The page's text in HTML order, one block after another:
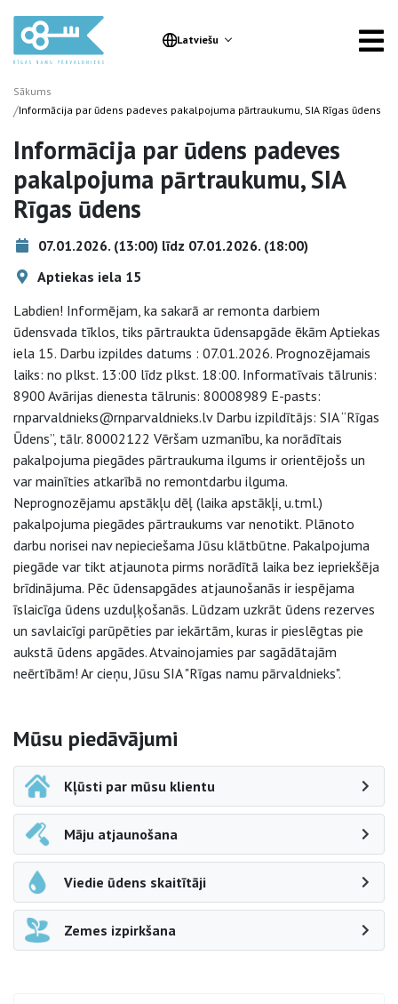
Latviešu
Sākums
/Informācija par ūdens padeves pakalpojuma pārtraukumu, SIA Rīgas ūdens
Informācija par ūdens padeves
pakalpojuma pārtraukumu, SIA
Rīgas ūdens
07.01.2026. (13:00) līdz 07.01.2026. (18:00)
Aptiekas iela 15
Labdien! Informējam, ka sakarā ar remonta darbiem
ūdensvada tīklos, tiks pārtraukta ūdensapgāde ēkām Aptiekas
iela 15. Darbu izpildes datums : 07.01.2026. Prognozējamais
laiks: no plkst. 13:00 līdz plkst. 18:00. Informatīvais tālrunis:
8900 Avārijas dienesta tālrunis: 80008989 E-pasts:
rnparvaldnieks@rnparvaldnieks.lv Darbu izpildītājs: SIA “Rīgas
Ūdens”, tālr. 80002122 Vēršam uzmanību, ka norādītais
pakalpojuma piegādes pārtraukuma ilgums ir orientējošs un
var mainīties atkarībā no remontdarbu ilguma.
Neprognozējamu apstākļu dēļ (laika apstākļi, u.tml.)
pakalpojuma piegādes pārtraukums var nenotikt. Plānoto
darbu norisei nav nepieciešama Jūsu klātbūtne. Pakalpojuma
piegāde var tikt atjaunota pirms norādītā laika bez iepriekšēja
brīdinājuma. Pēc ūdensapgādes atjaunošanās ir iespējama
īslaicīga ūdens uzduļķošanās. Lūdzam uzkrāt ūdens rezerves
un savlaicīgi parūpēties par iekārtām, kuras ir pieslēgtas pie
aukstā ūdens apgādes. Atvainojamies par sagādātajām
neērtībām! Ar cieņu, Jūsu SIA "Rīgas namu pārvaldnieks".
Sāna navigācija
Mūsu piedāvājumi
Kļūsti par mūsu klientu
Māju atjaunošana
Viedie ūdens skaitītāji
Zemes izpirkšana